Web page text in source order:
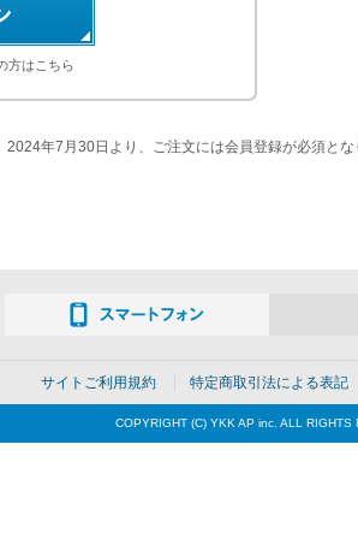
方はこちら
2024年7月30日より、ご注文には会員登録が必須と
サイトご利用規約 特定商取引法による表記
COPYRIGHT (C) YKK AP inc. ALL RIGHTS